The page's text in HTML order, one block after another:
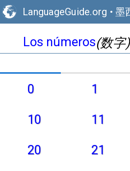
LanguageGuide.org • 墨
Los números(数字)
0 1
10 11
20 21